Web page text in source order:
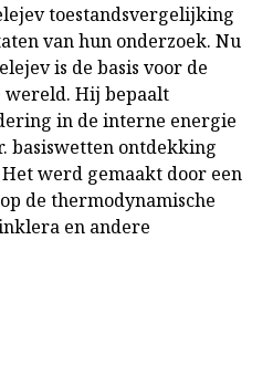
toestandsvergelijking
van hun onderzoek. Nu
is de basis voor de
wereld. Hij bepaalt
in de interne energie
basiswetten ontdekking
werd gemaakt door een
de thermodynamische
en andere